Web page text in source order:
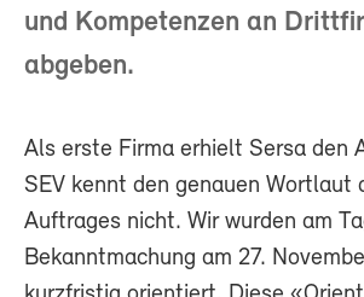
und Kompetenzen an
abgeben.
Als erste Firma erhielt Sersa den
SEV kennt den genauen Wortlaut
Auftrages nicht. Wir wurden am
Bekanntmachung am 27.